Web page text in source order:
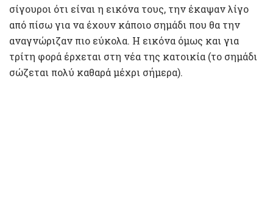
σίγουροι ότι είναι η εικόνα τους, την έκαψαν λίγο
από πίσω για να έχουν κάποιο σημάδι που θα την
αναγνώριζαν πιο εύκολα. Η εικόνα όμως και για
τρίτη φορά έρχεται στη νέα της κατοικία (το σημάδι
σώζεται πολύ καθαρά μέχρι σήμερα).